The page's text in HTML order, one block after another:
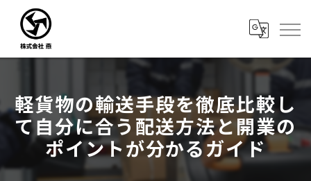
軽貨物の輸送手段を徹底比較し
て自分に合う配送方法と開業の
ポイントが分かるガイド